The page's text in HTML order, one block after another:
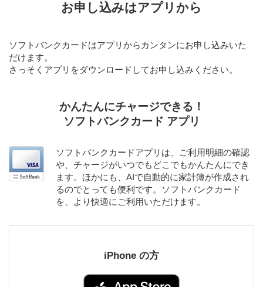
お申し込みはアプリから
ソフトバンクカードはアプリからカンタンにお申し込みいた
だけます。
さっそくアプリをダウンロードしてお申し込みください。
かんたんにチャージできる！
ソフトバンクカード アプリ
ソフトバンクカードアプリは、ご利用明細の確認
や、チャージがいつでもどこでもかんたんにでき
ます。 ほかにも、AIで自動的に家計簿が作成され
るのでとっても便利です。
ソフトバンクカード
を、より快適にご利用いただけます。
iPhone の方